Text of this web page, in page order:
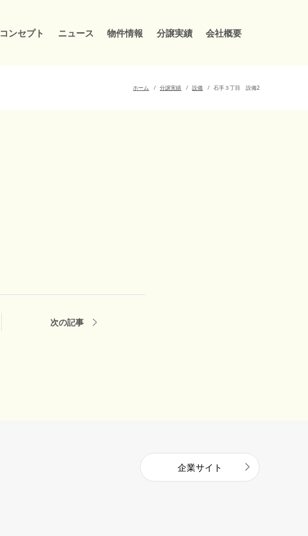
コンセプト ニュース 物件情報 分譲実績 会社概要
ホーム 分譲実績 設備 石手３丁目 設備2
次の記事
企業サイト